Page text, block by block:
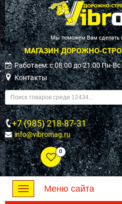
Мы поможем Вам сделать
МАГАЗИН ДОРОЖНО-
Работаем: c 08:00 до 21:00 Пн-Вс
Контакты
+7 (985) 218-87-31
info@vibromag.ru
0
Toggle
navigation
Меню сайта